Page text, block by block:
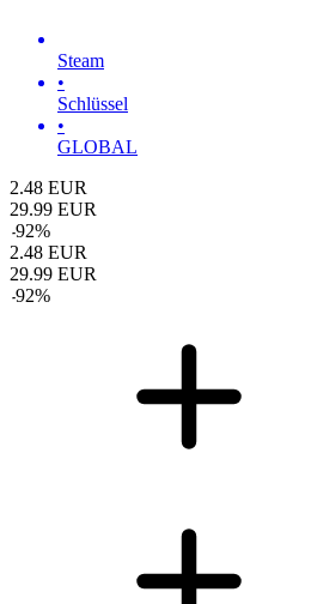
Steam
•
Schlüssel
•
GLOBAL
2.48 EUR
29.99 EUR
-92%
2.48 EUR
29.99 EUR
-92%